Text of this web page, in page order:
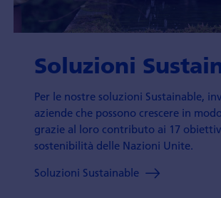
Soluzioni
Per le nostre soluzioni Sustainable,
aziende che possono crescere in
grazie al loro contributo ai 17
sostenibilità delle Nazioni Unite.
Soluzioni Sustainable